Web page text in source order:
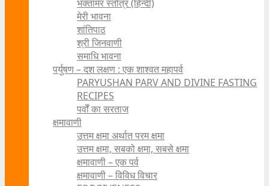
भक्तामर स्तोत्र (हिन्दी)
मेरी भावना
शांतिपाठ
श्री जिनवाणी
समाधि भावना
पर्युषण – दश लक्षण : एक शाश्वत महापर्व
PARYUSHAN PARV AND DIVINE FASTING
RECIPES
पर्वों का सरताज
क्षमावाणी
उत्तम क्षमा अर्थात परम क्षमा
उत्तम क्षमा, सबको क्षमा, सबसे क्षमा
क्षमावाणी – एक पर्व
क्षमावाणी – विविध विचार